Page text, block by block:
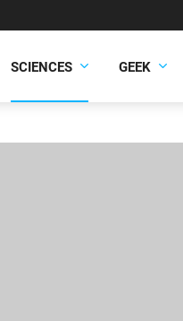
SCIENCES GEEK